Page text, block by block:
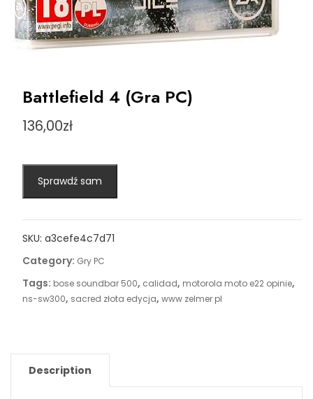
Battlefield 4 (Gra PC)
136,00zł
Sprawdź sam
SKU: a3cefe4c7d71
Category: Gry PC
Tags: bose soundbar 500, calidad, motorola moto e22 opinie,
ns-sw300, sacred złota edycja, www zelmer pl
Description